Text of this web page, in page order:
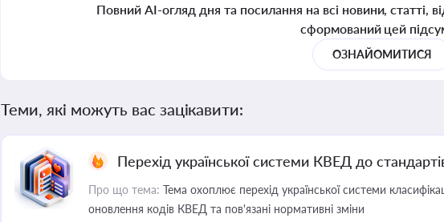
Повний AI-огляд дня та посилання на всі новини, статті,
сформований цей
ОЗНАЙОМИТИСЯ
Теми, які можуть вас зацікавити:
Перехід української системи КВЕД до
Про що тема: Тема охоплює перехід української системи
оновлення кодів КВЕД та пов'язані нормативні зміни